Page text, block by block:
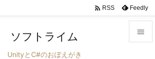

 RSS Feedly
ソフトライム
UnityとC#のおぼえがき